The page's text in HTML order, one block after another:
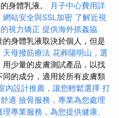
身體乳液。 月子中心費用詳
網站安全與SSL加密 了解近視
視力矯正 提供海外抓姦協
的身體乳液取決於個人，但是
天母撥筋療法 花葬陽明山，選
用少量的皮膚測試產品，以找
的成分，適用於所有皮膚類
內設計推薦，讓您輕鬆選擇 打
適 撿骨服務，專業為您處理
理專業服務，為您提供健康、